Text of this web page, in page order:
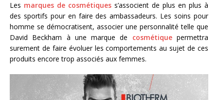
Les marques de cosmétiques s’associent de plus en plus à
des sportifs pour en faire des ambassadeurs. Les soins pour
homme se démocratisent, associer une personnalité telle que
David Beckham à une marque de cosmétiquepermettra
surement de faire évoluer les comportements au sujet de ces
produits encore trop associés aux femmes.